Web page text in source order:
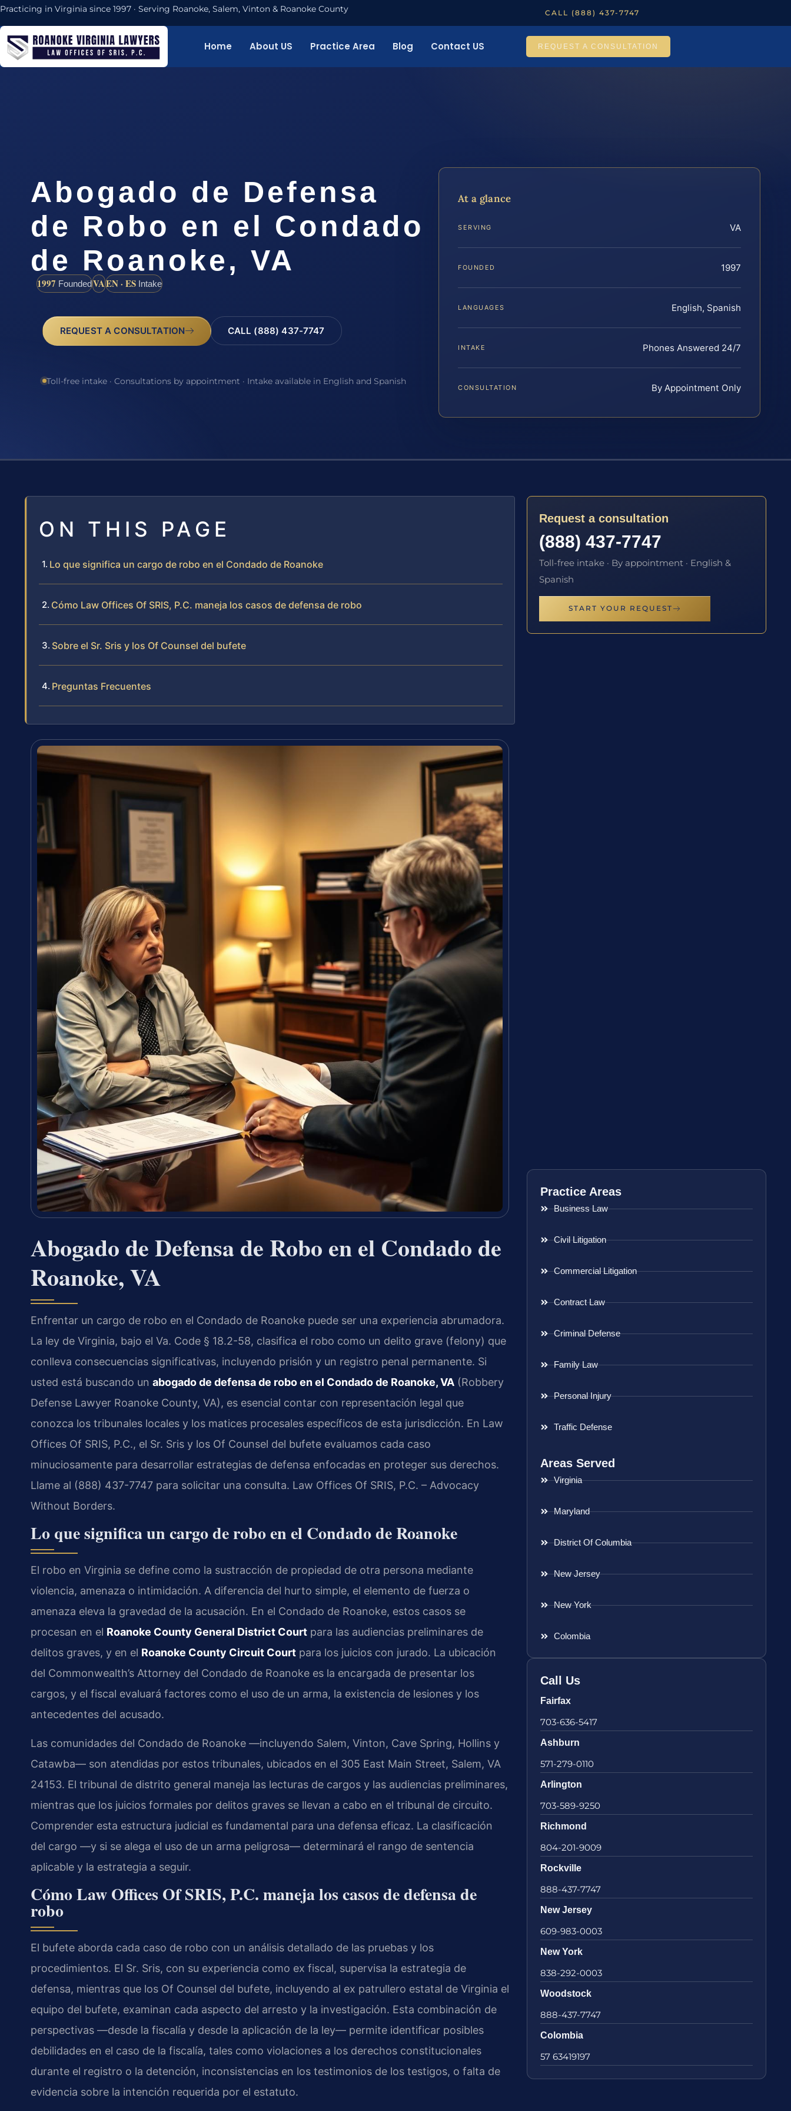
Practicing in Virginia since 1997 · Serving Roanoke, Salem, Vinton & Roanoke County CALL (888) 437-7747
Home About US Practice Area Blog Contact US REQUEST A CONSULTATION
Abogado de Defensa
de Robo en el Condado
de Roanoke, VA
1997 FoundedVAEN · ES Intake
REQUEST A CONSULTATION CALL (888) 437-7747
Toll-free intake · Consultations by appointment · Intake available in English and Spanish
At a glance
SERVING VA
FOUNDED 1997
LANGUAGES English, Spanish
INTAKE Phones Answered 24/7
CONSULTATION By Appointment Only
ON THIS PAGE
Lo que significa un cargo de robo en el Condado de Roanoke
Cómo Law Offices Of SRIS, P.C. maneja los casos de defensa de robo
Sobre el Sr. Sris y los Of Counsel del bufete
Preguntas Frecuentes
Abogado de Defensa de Robo en el Condado de
Roanoke, VA
Enfrentar un cargo de robo en el Condado de Roanoke puede ser una experiencia abrumadora.
La ley de Virginia, bajo el Va. Code § 18.2-58, clasifica el robo como un delito grave (felony) que
conlleva consecuencias significativas, incluyendo prisión y un registro penal permanente. Si
usted está buscando un abogado de defensa de robo en el Condado de Roanoke, VA (Robbery
Defense Lawyer Roanoke County, VA), es esencial contar con representación legal que
conozca los tribunales locales y los matices procesales específicos de esta jurisdicción. En Law
Offices Of SRIS, P.C., el Sr. Sris y los Of Counsel del bufete evaluamos cada caso
minuciosamente para desarrollar estrategias de defensa enfocadas en proteger sus derechos.
Llame al (888) 437-7747 para solicitar una consulta. Law Offices Of SRIS, P.C. – Advocacy
Without Borders.
Lo que significa un cargo de robo en el Condado de Roanoke
El robo en Virginia se define como la sustracción de propiedad de otra persona mediante
violencia, amenaza o intimidación. A diferencia del hurto simple, el elemento de fuerza o
amenaza eleva la gravedad de la acusación. En el Condado de Roanoke, estos casos se
procesan en el Roanoke County General District Court para las audiencias preliminares de
delitos graves, y en el Roanoke County Circuit Court para los juicios con jurado. La ubicación
del Commonwealth’s Attorney del Condado de Roanoke es la encargada de presentar los
cargos, y el fiscal evaluará factores como el uso de un arma, la existencia de lesiones y los
antecedentes del acusado.
Las comunidades del Condado de Roanoke —incluyendo Salem, Vinton, Cave Spring, Hollins y
Catawba— son atendidas por estos tribunales, ubicados en el 305 East Main Street, Salem, VA
24153. El tribunal de distrito general maneja las lecturas de cargos y las audiencias preliminares,
mientras que los juicios formales por delitos graves se llevan a cabo en el tribunal de circuito.
Comprender esta estructura judicial es fundamental para una defensa eficaz. La clasificación
del cargo —y si se alega el uso de un arma peligrosa— determinará el rango de sentencia
aplicable y la estrategia a seguir.
Cómo Law Offices Of SRIS, P.C. maneja los casos de defensa de
robo
El bufete aborda cada caso de robo con un análisis detallado de las pruebas y los
procedimientos. El Sr. Sris, con su experiencia como ex fiscal, supervisa la estrategia de
defensa, mientras que los Of Counsel del bufete, incluyendo al ex patrullero estatal de Virginia el
equipo del bufete, examinan cada aspecto del arresto y la investigación. Esta combinación de
perspectivas —desde la fiscalía y desde la aplicación de la ley— permite identificar posibles
debilidades en el caso de la fiscalía, tales como violaciones a los derechos constitucionales
durante el registro o la detención, inconsistencias en los testimonios de los testigos, o falta de
evidencia sobre la intención requerida por el estatuto.
Request a consultation
(888) 437-7747
Toll-free intake · By appointment · English &
Spanish
START YOUR REQUEST
Practice Areas
Business Law
Civil Litigation
Commercial Litigation
Contract Law
Criminal Defense
Family Law
Personal Injury
Traffic Defense
Areas Served
Virginia
Maryland
District Of Columbia
New Jersey
New York
Colombia
Call Us
Fairfax
703-636-5417
Ashburn
571-279-0110
Arlington
703-589-9250
Richmond
804-201-9009
Rockville
888-437-7747
New Jersey
609-983-0003
New York
838-292-0003
Woodstock
888-437-7747
Colombia
57 63419197